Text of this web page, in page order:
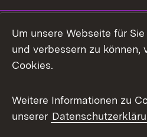
Mastodon
Messenger
Social Wall
X / Twitter
Um unsere Webseite für
und verbessern zu können,
Cookies.
Weitere Informationen zu
unserer